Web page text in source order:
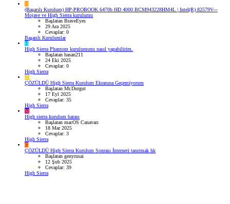
B
(Başarılı Kurulum) HP-PROBOOK 6470b HD 4000 BCM943228HM4L | Intel(R) 82579V---
Mojave ve High Sierra kurulumu
Başlatan BraveEyes
29 Ara 2025
Cevaplar: 0
Başarılı Kurulumlar
H
High Sierra Phantom kurulumunu nasıl yapabilirim.
Başlatan hasan211
24 Eki 2025
Cevaplar: 0
High Sierra
M
ÇÖZÜLDÜ High Sierra Kurulum Ekranına Geçemiyorum
Başlatan Mr.Durgut
17 Eyl 2025
Cevaplar: 35
High Sierra
M
High sierra kurulum hatası
Başlatan macOS Canavarı
18 Mar 2025
Cevaplar: 3
High Sierra
G
ÇÖZÜLDÜ High Sierra Kurulum Sonrası İnterneti tanıtmak hk
Başlatan genyrusai
12 Şub 2025
Cevaplar: 39
High Sierra